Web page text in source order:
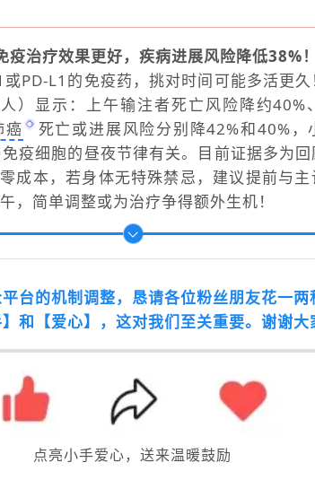
治疗效果更好，疾病进展风险降低38%！
PD-L1的免疫药，挑对时间可能多活更
）显示：上午输注者死亡风险降约40%
癌
死亡或进展风险分别降42%和40%，
疫细胞的昼夜节律有关。目前证据多为
成本，若身体无特殊禁忌，建议提前与
，简单调整或为治疗争得额外生机！
台的机制调整，恳请各位粉丝朋友花一两
和【爱心】，这对我们至关重要。谢谢大
点亮小手爱心，送来温暖鼓励